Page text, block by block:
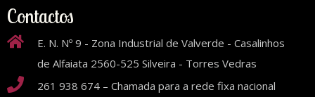
Contactos
E. N. Nº 9 - Zona Industrial de Valverde - Casalinhos
de Alfaiata 2560-525 Silveira - Torres Vedras
261 938 674 – Chamada para a rede fixa nacional